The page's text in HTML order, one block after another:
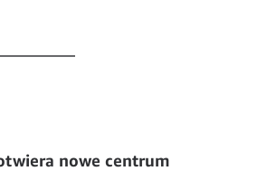
nowe centrum